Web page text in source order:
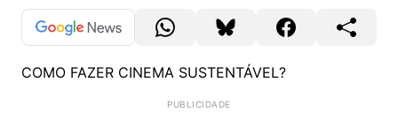
COMO FAZER CINEMA SUSTENTÁVEL?